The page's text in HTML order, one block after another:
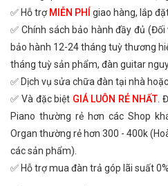
✅ Hỗ trợ MIỄN PHÍ giao hàng, lắp
✅ Chính sách bảo hành đầy đủ
bảo hành 12-24 tháng tuỳ thương
tháng tuỳ sản phẩm, đàn guitar
✅ Dịch vụ sửa chữa đàn tại nhà
✅ Và đặc biệt GIÁ LUÔN RẺ NHẤT .
Piano thường rẻ hơn các Shop
Organ thường rẻ hơn 300 - 400k
các sản phẩm).
✅ Hỗ trợ mua đàn trả góp lãi suất